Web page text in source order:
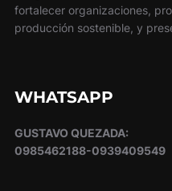
fortalecer organizaciones,
producción sostenible, y
WHATSAPP
GUSTAVO QUEZADA:
0985462188-0939409549